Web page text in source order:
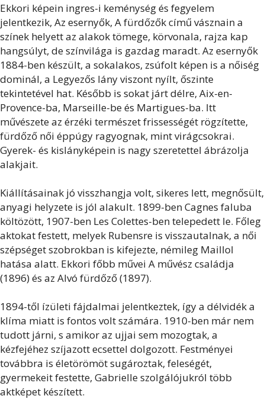
Ekkori képein ingres-i keménység és fegyelem
jelentkezik, Az esernyők, A fürdőzők című vásznain a
színek helyett az alakok tömege, körvonala, rajza kap
hangsúlyt, de színvilága is gazdag maradt. Az esernyők
1884-ben készült, a sokalakos, zsúfolt képen is a nőiség
dominál, a Legyezős lány viszont nyílt, őszinte
tekintetével hat. Később is sokat járt délre, Aix-en-
Provence-ba, Marseille-be és Martigues-ba. Itt
művészete az érzéki természet frissességét rögzítette,
fürdőző női éppúgy ragyognak, mint virágcsokrai.
Gyerek- és kislányképein is nagy szeretettel ábrázolja
alakjait.
Kiállításainak jó visszhangja volt, sikeres lett, megnősült,
anyagi helyzete is jól alakult. 1899-ben Cagnes faluba
költözött, 1907-ben Les Colettes-ben telepedett le. Főleg
aktokat festett, melyek Rubensre is visszautalnak, a női
szépséget szobrokban is kifejezte, némileg Maillol
hatása alatt. Ekkori főbb művei A művész családja
(1896) és az Alvó fürdőző (1897).
1894-től ízületi fájdalmai jelentkeztek, így a délvidék a
klíma miatt is fontos volt számára. 1910-ben már nem
tudott járni, s amikor az ujjai sem mozogtak, a
kézfejéhez szíjazott ecsettel dolgozott. Festményei
továbbra is életörömöt sugároztak, feleségét,
gyermekeit festette, Gabrielle szolgálójukról több
aktképet készített.